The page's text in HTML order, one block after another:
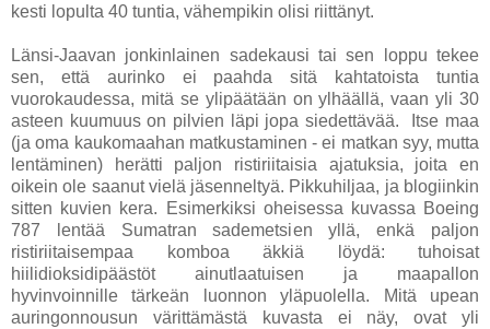
kesti lopulta 40 tuntia, vähempikin olisi riittänyt.
Länsi-Jaavan jonkinlainen sadekausi tai sen loppu tekee
sen, että aurinko ei paahda sitä kahtatoista tuntia
vuorokaudessa, mitä se ylipäätään on ylhäällä, vaan yli 30
asteen kuumuus on pilvien läpi jopa siedettävää. Itse maa
(ja oma kaukomaahan matkustaminen - ei matkan syy, mutta
lentäminen) herätti paljon ristiriitaisia ajatuksia, joita en
oikein ole saanut vielä jäsenneltyä. Pikkuhiljaa, ja blogiinkin
sitten kuvien kera. Esimerkiksi oheisessa kuvassa Boeing
787 lentää Sumatran sademetsien yllä, enkä paljon
ristiriitaisempaa komboa äkkiä löydä: tuhoisat
hiilidioksidipäästöt ainutlaatuisen ja maapallon
hyvinvoinnille tärkeän luonnon yläpuolella. Mitä upean
auringonnousun värittämästä kuvasta ei näy, ovat yli